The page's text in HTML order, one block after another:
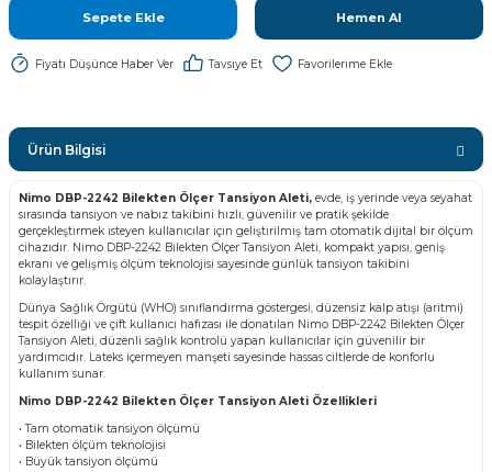
Sepete Ekle Hemen Al
Fiyatı Düşünce Haber Ver Tavsiye Et
Ürün Bilgisi
Nimo DBP-2242 Bilekten Ölçer Tansiyon Aleti, evde, iş yerinde veya seyahat
sırasında tansiyon ve nabız takibini hızlı, güvenilir ve pratik şekilde
gerçekleştirmek isteyen kullanıcılar için geliştirilmiş tam otomatik dijital bir ölçüm
cihazıdır. Nimo DBP-2242 Bilekten Ölçer Tansiyon Aleti, kompakt yapısı, geniş
ekranı ve gelişmiş ölçüm teknolojisi sayesinde günlük tansiyon takibini
kolaylaştırır.
Dünya Sağlık Örgütü (WHO) sınıflandırma göstergesi, düzensiz kalp atışı (aritmi)
tespit özelliği ve çift kullanıcı hafızası ile donatılan Nimo DBP-2242 Bilekten Ölçer
Tansiyon Aleti, düzenli sağlık kontrolü yapan kullanıcılar için güvenilir bir
yardımcıdır. Lateks içermeyen manşeti sayesinde hassas ciltlerde de konforlu
kullanım sunar.
Nimo DBP-2242 Bilekten Ölçer Tansiyon Aleti Özellikleri
• Tam otomatik tansiyon ölçümü
• Bilekten ölçüm teknolojisi
• Büyük tansiyon ölçümü